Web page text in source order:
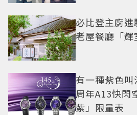
必比登主廚
老屋餐廳「
有一種紫色
周年A13快閃
紫」限量表